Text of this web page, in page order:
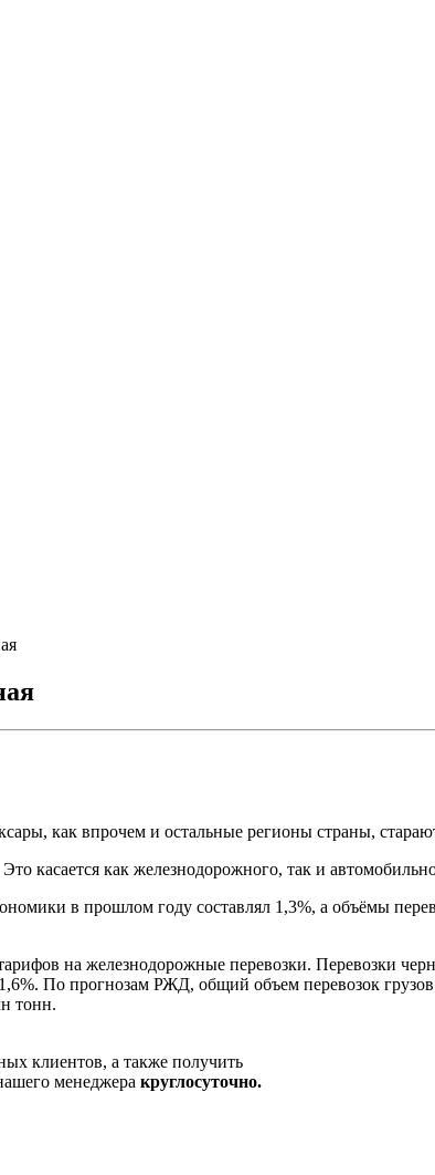
как впрочем и остальные регионы страны,
касается как железнодорожного, так и
в прошлом году составлял 1,3%, а объёмы
на железнодорожные перевозки. Перевозки
По прогнозам РЖД, общий объем перевозок грузов
тонн.
клиентов, а также получить
менеджера круглосуточно.